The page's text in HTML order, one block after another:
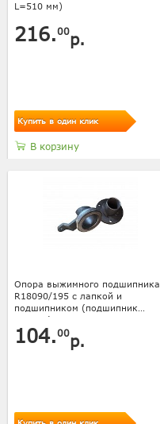
L=510 мм)
216.00р.
Купить в один клик
В корзину
Опора выжимного подшипника
R18090/195 с лапкой и
подшипником (подшипник
688808)
104.00р.